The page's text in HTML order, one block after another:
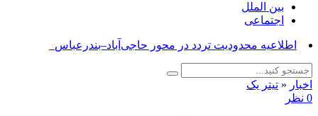
بین الملل
اجتماعی
آسوشی_
اخبار « تیتر یک
0 نظر